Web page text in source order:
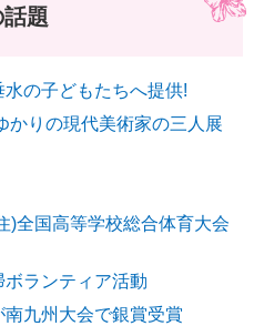
題
の子どもたちへ提供!
かりの現代美術家の三人展
)全国高等学校総合体育大会
ランティア活動
九州大会で銀賞受賞